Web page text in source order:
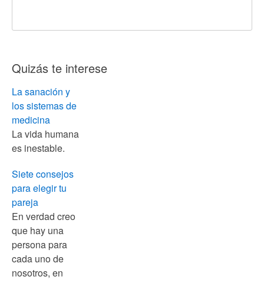
Quizás te interese
La sanación y
los sistemas de
medicina
La vida humana
es inestable.
Siete consejos
para elegir tu
pareja
En verdad creo
que hay una
persona para
cada uno de
nosotros, en